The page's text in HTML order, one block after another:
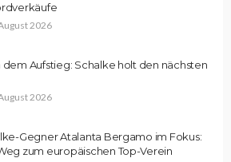
2026
dem Aufstieg: Schalke holt den nächsten
2026
Gegner Atalanta Bergamo im Fokus:
zum europäischen Top-Verein